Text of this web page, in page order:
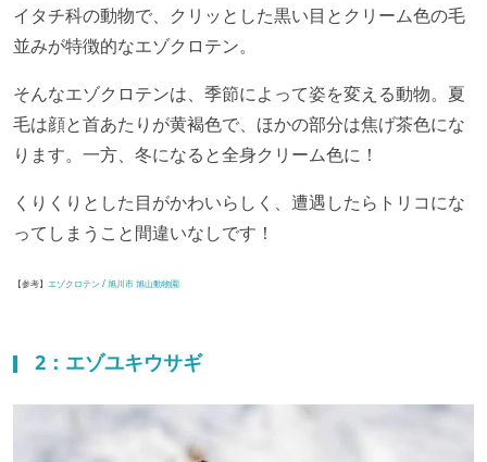
イタチ科の動物で、クリッとした黒い目とクリーム色の毛
並みが特徴的なエゾクロテン。
そんなエゾクロテンは、季節によって姿を変える動物。夏
毛は顔と首あたりが黄褐色で、ほかの部分は焦げ茶色にな
ります。一方、冬になると全身クリーム色に！
くりくりとした目がかわいらしく、遭遇したらトリコにな
ってしまうこと間違いなしです！
【参考】 エゾクロテン / 旭川市 旭山動物園
2：エゾユキウサギ